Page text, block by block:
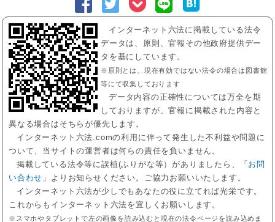
インターネット六法に掲載している法令
データは、原則、官報その他政府提供デー
タを基にしています。
※原則とは、現在有効ではない法令の場合は図書館
等にて収集しております
データ内容の正確性については万全を期
しておりますが、官報に掲載された内容と
異なる場合はそちらが優先します。
インターネット六法.comの利用に伴って発生した不利益や問題に
ついて、当サイトの運営者は何らの責任を負いません。
掲載している法令等に誤植(ふりがな等）がありましたら、「 お問
い合わせ 」よりお知らせください。ご協力お願いいたします。
インターネット六法が少しでもあなたの役に立てれば光栄です。
これからもインターネット六法を宜しくお願いします。
※スマホやタブレットで左の画像を読み込むと現在の法令ページを読み込めま